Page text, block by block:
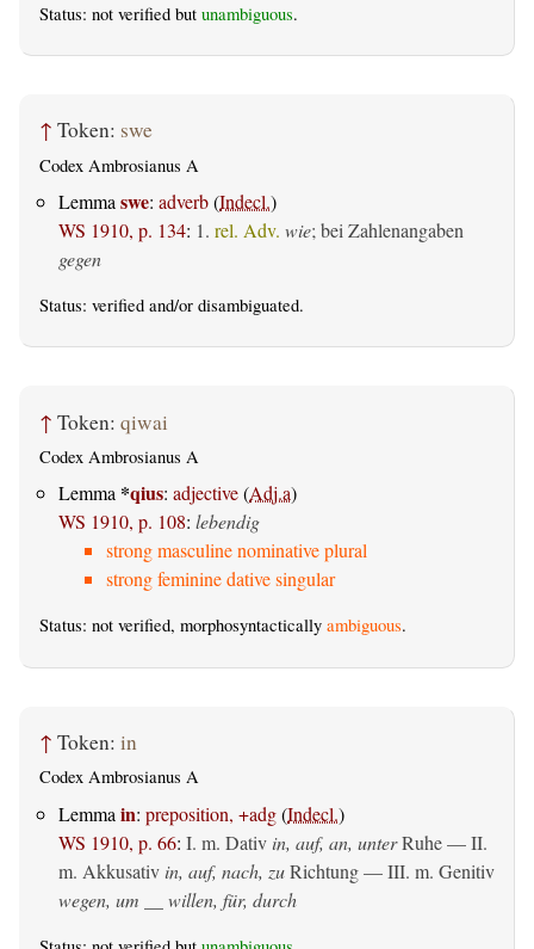
Status: not verified but unambiguous.
↑ Token: swe
Codex Ambrosianus A
Lemma swe: adverb(Indecl.)
WS 1910, p. 134: 1. rel. Adv. wie; bei Zahlenangaben
gegen
Status: verified and/or disambiguated.
↑ Token: qiwai
Codex Ambrosianus A
Lemma *qius: adjective(Adj.a)
WS 1910, p. 108: lebendig
strong masculine nominative plural
strong feminine dative singular
Status: not verified, morphosyntactically ambiguous.
↑ Token: in
Codex Ambrosianus A
Lemma in: preposition, +adg(Indecl.)
WS 1910, p. 66: I. m. Dativ in, auf, an, unterRuhe — II.
m. Akkusativ in, auf, nach, zuRichtung — III. m. Genitiv
wegen, um __ willen, für, durch